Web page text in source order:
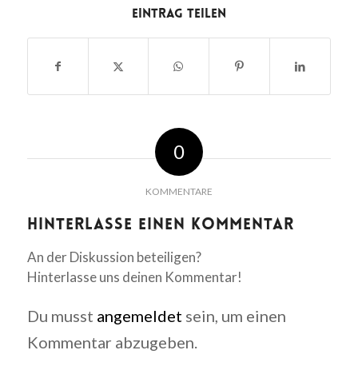
Eintrag teilen
0
KOMMENTARE
Hinterlasse einen Kommentar
An der Diskussion beteiligen?
Hinterlasse uns deinen Kommentar!
Du musst angemeldet sein, um einen
Kommentar abzugeben.